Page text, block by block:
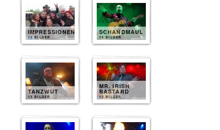
IMPRESSIONEN
15 BILDER
SCHANDMAUL
15 BILDER
TANZWUT
13 BILDER
MR. IRISH
BASTARD
13 BILDER